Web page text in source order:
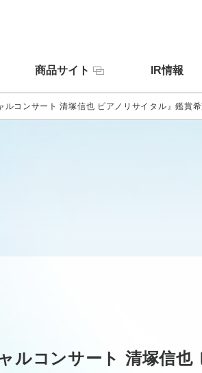
商品サイト IR情報
ルコンサート 清塚信也 ピアノリサイタル』鑑賞
ルコンサート 清塚信